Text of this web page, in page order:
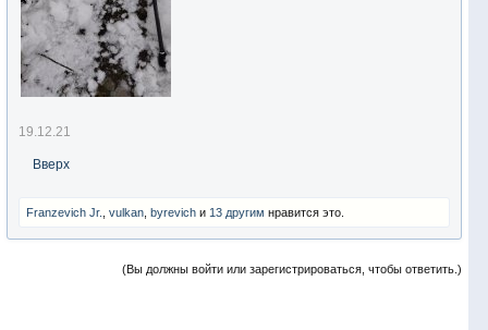
19.12.21
Вверх
Franzevich Jr. vulkan byrevich и 13 другим нравится это.
(Вы должны войти или зарегистрироваться, чтобы ответить.)